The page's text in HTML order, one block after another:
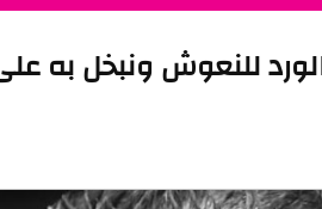
للنعوش ونبخل به